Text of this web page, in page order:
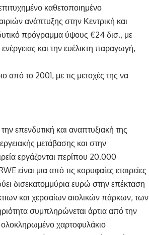
καθετοποιημένο
ανάπτυξης στην Κεντρική και
πρόγραμμα ύψους €24 δισ., με
και την ευέλικτη παραγωγή,
από το 2001, με τις μετοχές της να
επενδυτική και αναπτυξιακή της
μετάβασης και στην
εργάζονται περίπου 20.000
είναι μια από τις κορυφαίες εταιρείες
δισεκατομμύρια ευρώ στην επέκταση
και χερσαίων αιολικών πάρκων, των
συμπληρώνεται άρτια από την
χαρτοφυλάκιο